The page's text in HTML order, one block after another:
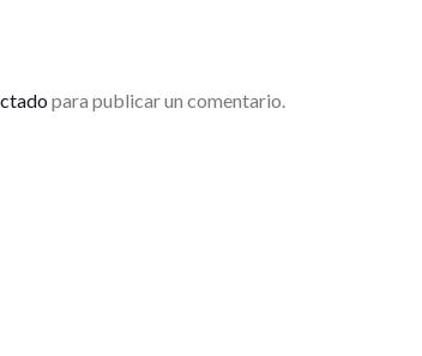
para publicar un comentario.